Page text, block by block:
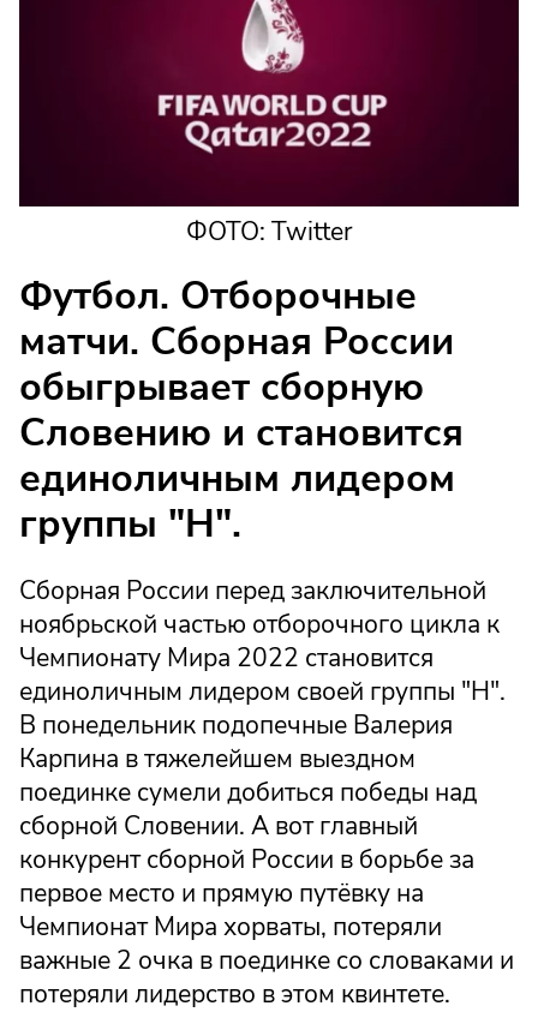
ФОТО: Twitter
Футбол. Отборочные
матчи. Сборная России
обыгрывает сборную
Словению и становится
единоличным лидером
группы "Н".
Сборная России перед заключительной
ноябрьской частью отборочного цикла к
Чемпионату Мира 2022 становится
единоличным лидером своей группы "Н".
В понедельник подопечные Валерия
Карпина в тяжелейшем выездном
поединке сумели добиться победы над
сборной Словении. А вот главный
конкурент сборной России в борьбе за
первое место и прямую путёвку на
Чемпионат Мира хорваты, потеряли
важные 2 очка в поединке со словаками и
потеряли лидерство в этом квинтете.